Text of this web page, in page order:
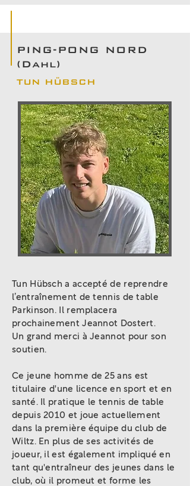
PING-PONG NORD
(Dahl)
TUN HÜBSCH
Tun Hübsch a accepté de reprendre
l’entraînement de tennis de table
Parkinson. Il remplacera
prochainement Jeannot Dostert.
Un grand merci à Jeannot pour son
soutien.
Ce jeune homme de 25 ans est
titulaire d'une licence en sport et en
santé. Il pratique le tennis de table
depuis 2010 et joue actuellement
dans la première équipe du club de
Wiltz. En plus de ses activités de
joueur, il est également impliqué en
tant qu'entraîneur des jeunes dans le
club, où il promeut et forme les